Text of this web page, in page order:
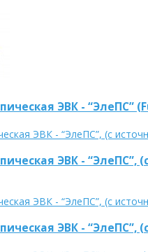
ЭВК - “ЭлеПС”
ЭВК -
ЭВК - “ЭлеПС”,